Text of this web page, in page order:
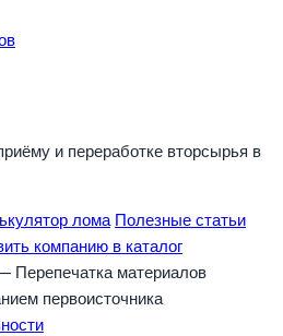
и переработке вторсырья в
лома Полезные статьи
компанию в каталог
Перепечатка материалов
первоисточника